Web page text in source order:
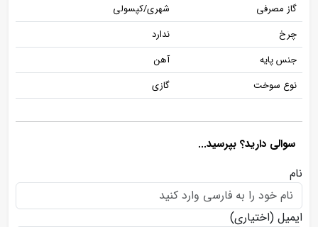
گاز مصرفی
شهری/کپسولی
چرخ
ندارد
جنس پایه
آهن
نوع سوخت
گازی
سوالی دارید؟ بپرسید...
نام
ایمیل (اختیاری)